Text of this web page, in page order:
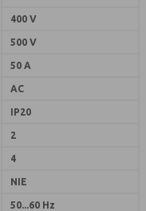
funkcjonalnościom
spowoduje, że
modelu
o który
ich
funkcjonalności
poziom
400 V
500 V
50 A
AC
IP20
2
4
NIE
50...60 Hz